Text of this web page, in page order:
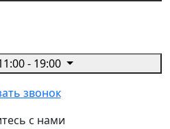
- 19:00
звонок
с нами